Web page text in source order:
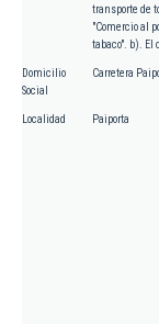
transporte de
"Comercio al
tabaco". b). El
Domicilio
Social
Carretera
Localidad Paiporta